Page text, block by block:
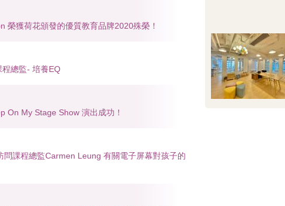
榮獲荷花頒發的優質教育品牌2020殊榮！
總監- 培養EQ
On My Stage Show 演出成功！
問課程總監Carmen Leung 有關電子屏幕對孩子的